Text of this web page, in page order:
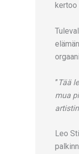
kertoo
” Tää
mua
Leo